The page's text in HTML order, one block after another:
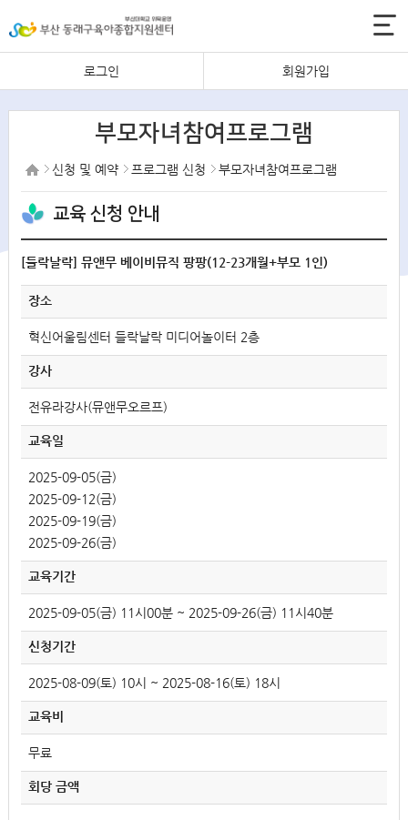
로그인 회원가입
부모자녀참여프로그램
신청 및 예약 프로그램 신청 부모자녀참여프로그램
교육 신청 안내
[들락날락] 뮤앤무 베이비뮤직 팡팡(12-23개월+부모 1인)
장소
혁신어울림센터 들락날락 미디어놀이터 2층
강사
전유라강사(뮤앤무오르프)
교육일
2025-09-05(금)
2025-09-12(금)
2025-09-19(금)
2025-09-26(금)
교육기간
2025-09-05(금) 11시00분 ~ 2025-09-26(금) 11시40분
신청기간
2025-08-09(토) 10시 ~ 2025-08-16(토) 18시
교육비
무료
회당 금액